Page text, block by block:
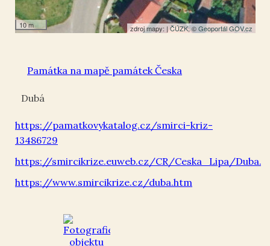
10 m zdroj mapy: |ČÚZK, ©Geoportál GOV.cz
Památka na mapě památek Česka
Dubá
https://pamatkovykatalog.cz/smirci-kriz-
13486729
https://smircikrize.euweb.cz/CR/Ceska_Lipa/
https://www.smircikrize.cz/duba.htm